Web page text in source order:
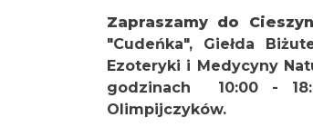
Zapraszamy do
"Cudeńka", Giełda
Ezoteryki i Medycyny
godzinach 10:00 -
Olimpijczyków.